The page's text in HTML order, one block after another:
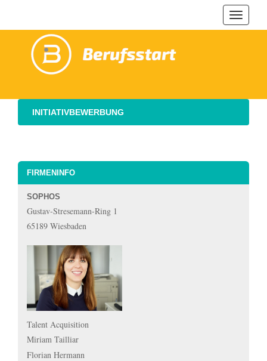
ein-/
INITIATIVBEWERBUNG
FIRMENINFO
SOPHOS
Gustav-Stresemann-Ring 1
65189 Wiesbaden
Talent Acquisition
Miriam Tailliar
Florian Hermann